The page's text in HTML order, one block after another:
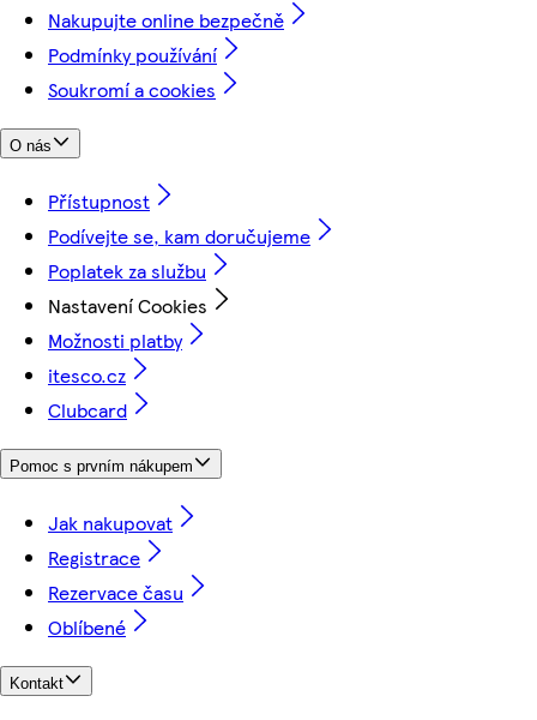
Nakupujte online bezpečně
Podmínky používání
Soukromí a cookies
O nás
Přístupnost
Podívejte se, kam doručujeme
Poplatek za službu
Nastavení Cookies
Možnosti platby
itesco.cz
Clubcard
Pomoc s prvním nákupem
Jak nakupovat
Registrace
Rezervace času
Oblíbené
Kontakt